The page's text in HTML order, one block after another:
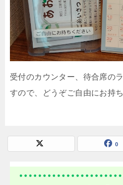
受付のカウンター、待合席の
すので、どうぞご自由にお持ち
0